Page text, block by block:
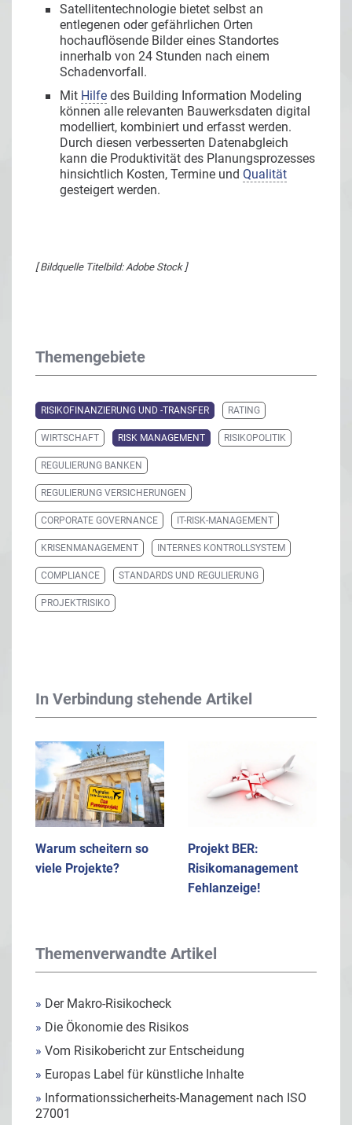
Satellitentechnologie bietet selbst an
entlegenen oder gefährlichen Orten
hochauflösende Bilder eines Standortes
innerhalb von 24 Stunden nach einem
Schadenvorfall.
Mit Hilfe des Building Information Modeling
können alle relevanten Bauwerksdaten digital
modelliert, kombiniert und erfasst werden.
Durch diesen verbesserten Datenabgleich
kann die Produktivität des Planungsprozesses
hinsichtlich Kosten, Termine und Qualität
gesteigert werden.
[ Bildquelle Titelbild: Adobe Stock ]
Themengebiete
RISIKOFINANZIERUNG UND -TRANSFER RATING
WIRTSCHAFT RISK MANAGEMENT RISIKOPOLITIK
REGULIERUNG BANKEN
REGULIERUNG VERSICHERUNGEN
CORPORATE GOVERNANCE IT-RISK-MANAGEMENT
KRISENMANAGEMENT INTERNES KONTROLLSYSTEM
COMPLIANCE STANDARDS UND REGULIERUNG
PROJEKTRISIKO
In Verbindung stehende Artikel
Warum scheitern so
viele Projekte?
Projekt BER:
Risikomanagement
Fehlanzeige!
Themenverwandte Artikel
» Der Makro-Risikocheck
» Die Ökonomie des Risikos
» Vom Risikobericht zur Entscheidung
» Europas Label für künstliche Inhalte
» Informationssicherheits-Management nach ISO
27001